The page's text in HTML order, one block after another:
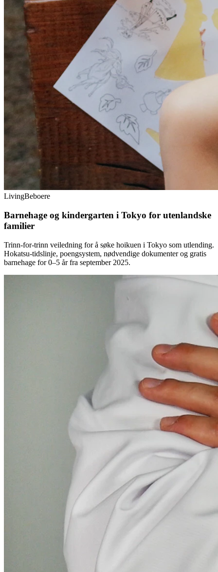
LivingBeboere
Barnehage og kindergarten i Tokyo for utenlandske
familier
Trinn-for-trinn veiledning for å søke hoikuen i Tokyo som utlending.
Hokatsu-tidslinje, poengsystem, nødvendige dokumenter og gratis
barnehage for 0–5 år fra september 2025.